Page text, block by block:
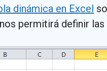
dinámica en Excel
permitirá definir